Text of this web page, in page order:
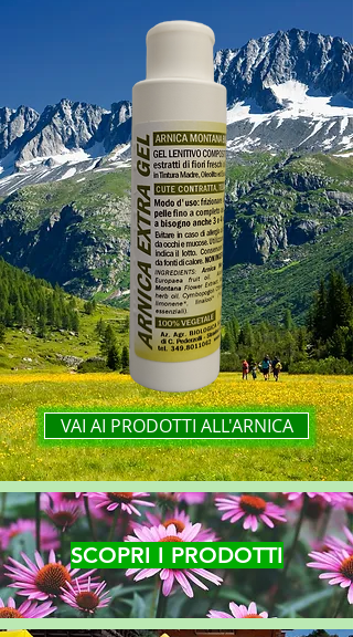
VAI AI PRODOTTI ALL'ARNICA
SCOPRI I PRODOTTI